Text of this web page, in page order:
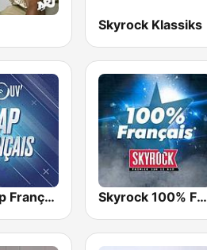
Skyrock Klassiks
Mouv Rap Français Skyrock 100% Français